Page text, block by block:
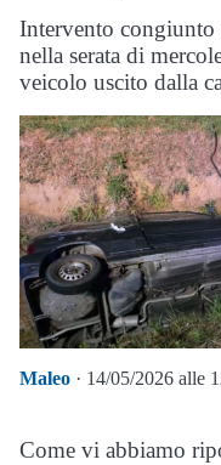
Intervento
nella serata di
veicolo uscito dalla
Maleo · 14/05/2026 alle
Come vi abbiamo